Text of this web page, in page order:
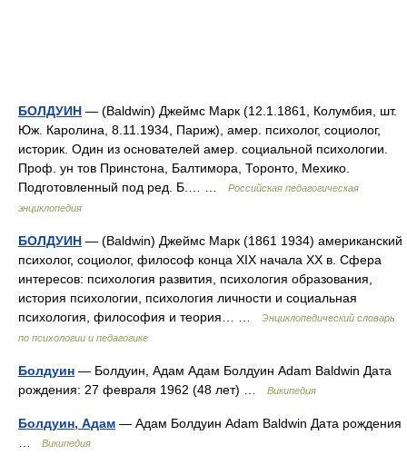
БОЛДУИН — (Baldwin) Джеймс Марк (12.1.1861, Колумбия, шт.
Юж. Каролина, 8.11.1934, Париж), амер. психолог, социолог,
историк. Один из основателей амер. социальной психологии.
Проф. ун тов Принстона, Балтимора, Торонто, Мехико.
Подготовленный под ред. Б.… …
Российская педагогическая
энциклопедия
БОЛДУИН — (Baldwin) Джеймс Марк (1861 1934) американский
психолог, социолог, философ конца XIX начала XX в. Сфера
интересов: психология развития, психология образования,
история психологии, психология личности и социальная
психология, философия и теория… …
Энциклопедический словарь
по психологии и педагогике
Болдуин — Болдуин, Адам Адам Болдуин Adam Baldwin Дата
рождения: 27 февраля 1962 (48 лет) …
Википедия
Болдуин, Адам — Адам Болдуин Adam Baldwin Дата рождения
Википедия